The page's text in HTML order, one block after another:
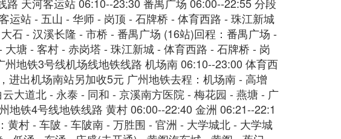
运站 - 五山 - 华师 - 岗顶 - 石牌桥 - 体育西路 - 珠江新城
石 - 汉溪长隆 - 市桥 - 番禺广场 (16站)回程：番禺广场 -
塘 - 客村 - 赤岗塔 - 珠江新城 - 体育西路 - 石牌桥 - 岗
地铁3号线机场线地铁线路 机场南 06:10--23:00 体育西
进出机场南站另加收5元 广州地铁去程：机场南 - 高增
大道北 - 永泰 - 同和 - 京溪南方医院 - 梅花园 - 燕塘 - 广
地铁4号线地铁线路 黄村 06:00--22:40 金洲 06:21--22:1
黄村 - 车陂 - 车陂南 - 万胜围 - 官洲 - 大学城北 - 大学城